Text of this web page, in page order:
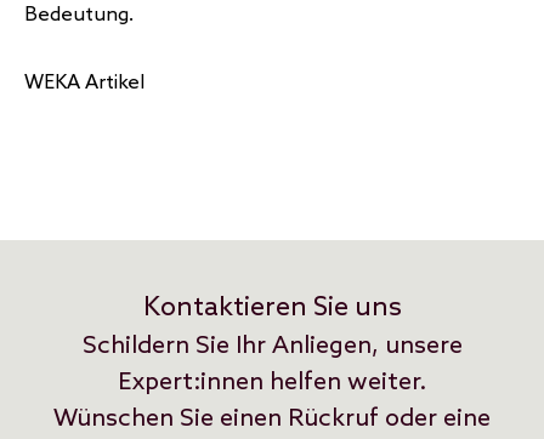
Bedeutung.
WEKA Artikel
Kontaktieren Sie uns
Schildern Sie Ihr Anliegen, unsere
Expert:innen helfen weiter.
Wünschen Sie einen Rückruf oder eine